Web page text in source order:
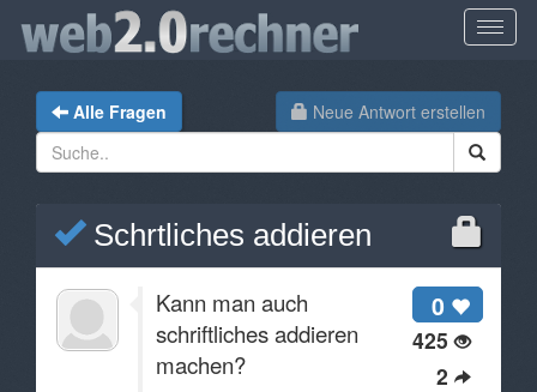
Neue Antwort erstellen
Alle Fragen
Schrtliches addieren
0
425
2
Kann man auch
schriftliches addieren
machen?